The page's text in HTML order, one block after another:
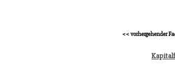
<< vorhergehender